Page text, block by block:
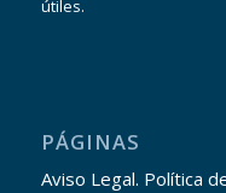
útiles.
PÁGINAS
Aviso Legal. Política